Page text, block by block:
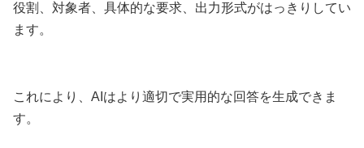
役割、対象者、具体的な要求、出力形式がはっきりしてい
ます。
これにより、AIはより適切で実用的な回答を生成できま
す。